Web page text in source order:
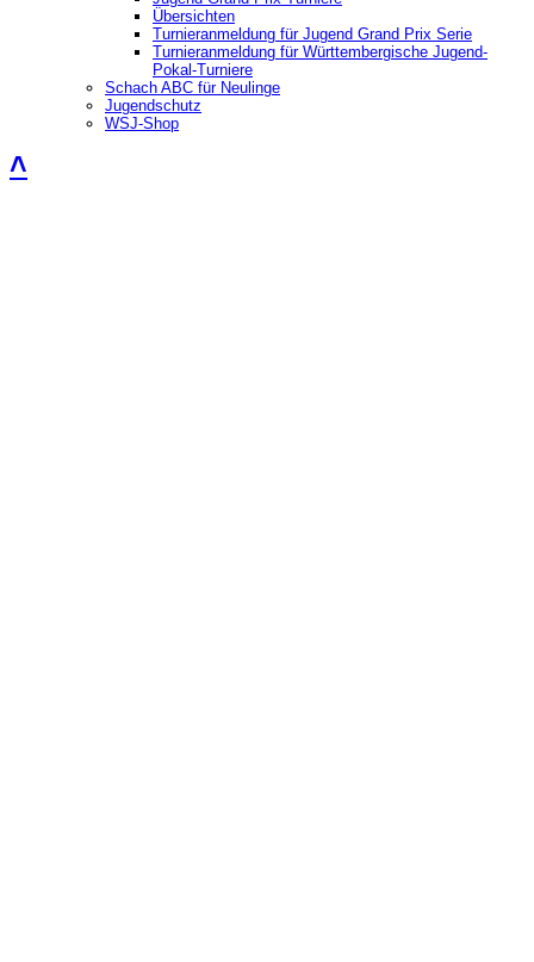
Übersichten
Turnieranmeldung für Jugend Grand Prix Serie
Turnieranmeldung für Württembergische Jugend-
Pokal-Turniere
Schach ABC für Neulinge
Jugendschutz
WSJ-Shop
˄